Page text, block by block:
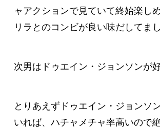
ャアクションで見ていて終始楽し
リラとのコンビが良い味だしてまし
次男はドゥエイン・ジョンソンが
とりあえずドゥエイン・ジョンソ
いれば、ハチャメチャ率高いので